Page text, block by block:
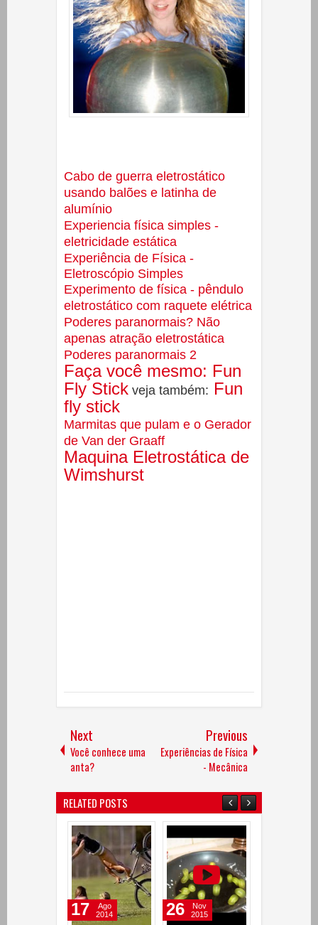
Cabo de guerra eletrostático
usando balões e latinha de
alumínio
Experiencia física simples -
eletricidade estática
Experiência de Física -
Eletroscópio Simples
Experimento de física - pêndulo
eletrostático com raquete elétrica
Poderes paranormais? Não
apenas atração eletrostática
Poderes paranormais 2
Faça você mesmo: Fun
Fly Stick veja também: Fun
fly stick
Marmitas que pulam e o Gerador
de Van der Graaff
Maquina Eletrostática de
Wimshurst
Next
Você conhece uma
anta?
Previous
Experiências de Física
- Mecânica
RELATED POSTS
17
Ago
2014
26
Nov
2015